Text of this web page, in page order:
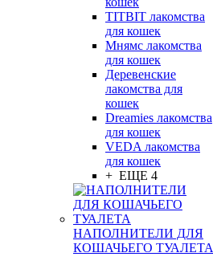
TITBIT лакомства
для кошек
Мнямс лакомства
для кошек
Деревенские
лакомства для
кошек
Dreamies лакомства
для кошек
VEDA лакомства
для кошек
+ ЕЩЕ 4
НАПОЛНИТЕЛИ ДЛЯ
КОШАЧЬЕГО ТУАЛЕТА